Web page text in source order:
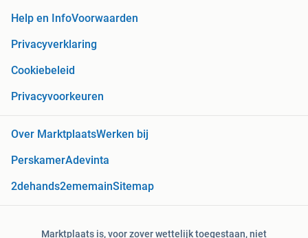
Help en InfoVoorwaarden
Privacyverklaring
Cookiebeleid
Privacyvoorkeuren
Over MarktplaatsWerken bij
PerskamerAdevinta
2dehands2ememainSitemap
Marktplaats is, voor zover wettelijk toegestaan, niet